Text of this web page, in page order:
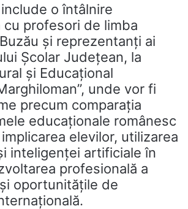
o întâlnire
cu profesori de limba
și reprezentanți ai
Școlar Județean, la
și Educațional
unde vor fi
precum comparația
educaționale românesc
elevilor, utilizarea
inteligenței artificiale în
profesională a
oportunitățile de